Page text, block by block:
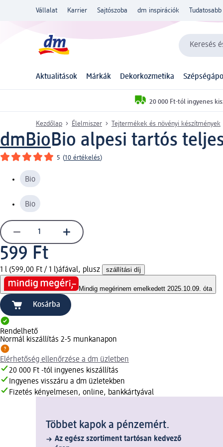
Vállalat Karrier Sajtószoba dm inspirációk
Keresés
Aktualitások Márkák Dekorkozmetika
20 000 Ft-tól ingyenes
Kezdőlap Élelmiszer Tejtermékek és növényi készítmények
dmBioBio alpesi tartós
5 (10 értékelés)
Bio
Bio
599 Ft
1 l (599,00 Ft / 1 l)áfával, plusz szállítási díj
Mindig megérinem emelkedett 2025.10.09. óta
Kosárba
Rendelhető
Normál kiszállítás 2-5 munkanapon
Elérhetőség ellenőrzése a dm üzletben
20 000 Ft -tól ingyenes kiszállítás
Ingyenes visszáru a dm üzletekben
Fizetés kényelmesen, online, bankkártyával
Többet kapok a pénzemért.
Az egész szortiment tartósan kedvező